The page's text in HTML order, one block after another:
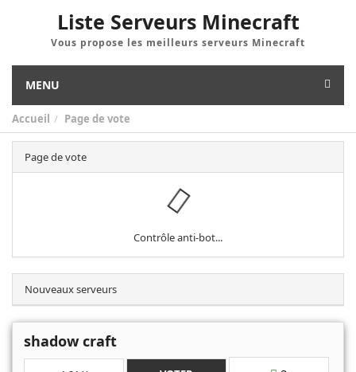
Liste Serveurs Minecraft
Vous propose les meilleurs serveurs Minecraft
MENU
Accueil Page de vote
Page de vote
Contrôle anti-bot...
Nouveaux serveurs
shadow craft